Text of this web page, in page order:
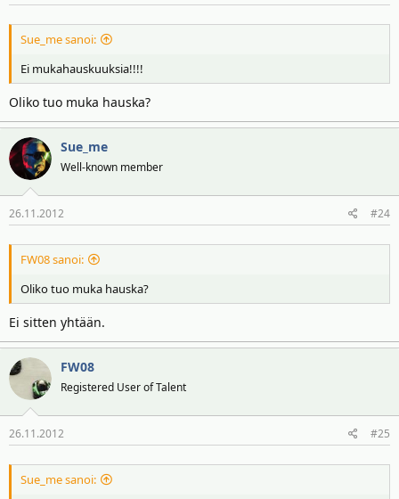
Sue_me sanoi:
Ei mukahauskuuksia!!!!
Oliko tuo muka hauska?
Sue_me
Well-known member
26.11.2012 #24
FW08 sanoi:
Oliko tuo muka hauska?
Ei sitten yhtään.
FW08
Registered User of Talent
26.11.2012 #25
Sue_me sanoi: